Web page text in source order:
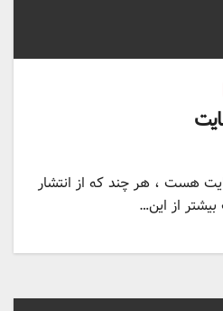
سالگی سایت هست ، هر چند که از انتشار
از این…